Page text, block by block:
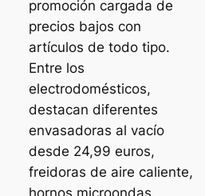
promoción cargada de
precios bajos con
artículos de todo tipo.
Entre los
electrodomésticos,
destacan diferentes
envasadoras al vacío
desde 24,99 euros,
freidoras de aire caliente,
hornos microondas,